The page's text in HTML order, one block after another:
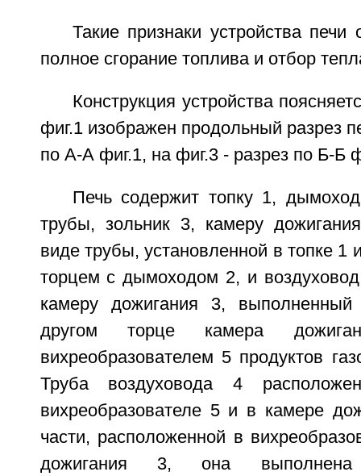
Такие признаки устройства печи
полное сгорание топлива и отбор
Конструкция устройства
фиг.1 изображен продольный разрез
по А-А фиг.1, на фиг.3 - разрез по Б-Б
Печь содержит топку 1,
трубы, зольник 3, камеру
виде трубы, установленной в топке 1
торцем с дымоходом 2, и
камеру дожигания 3,
другом торце камера
вихреобразователем 5 продуктов
Труба воздуховода 4
вихреобразователе 5 и в камере
части, расположенной в
дожигания 3, она